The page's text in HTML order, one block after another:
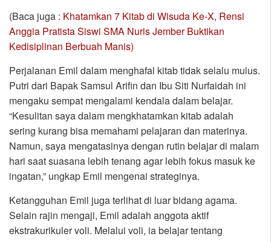
(Baca juga : Khatamkan 7 Kitab di Wisuda Ke-X, Rensi
Anggia Pratista Siswi SMA Nuris Jember Buktikan
Kedisiplinan Berbuah Manis)
Perjalanan Emil dalam menghafal kitab tidak selalu mulus.
Putri dari Bapak Samsul Arifin dan Ibu Siti Nurfaidah ini
mengaku sempat mengalami kendala dalam belajar.
“Kesulitan saya dalam mengkhatamkan kitab adalah
sering kurang bisa memahami pelajaran dan materinya.
Namun, saya mengatasinya dengan rutin belajar di malam
hari saat suasana lebih tenang agar lebih fokus masuk ke
ingatan,” ungkap Emil mengenai strateginya.
Ketangguhan Emil juga terlihat di luar bidang agama.
Selain rajin mengaji, Emil adalah anggota aktif
ekstrakurikuler voli. Melalui voli, ia belajar tentang